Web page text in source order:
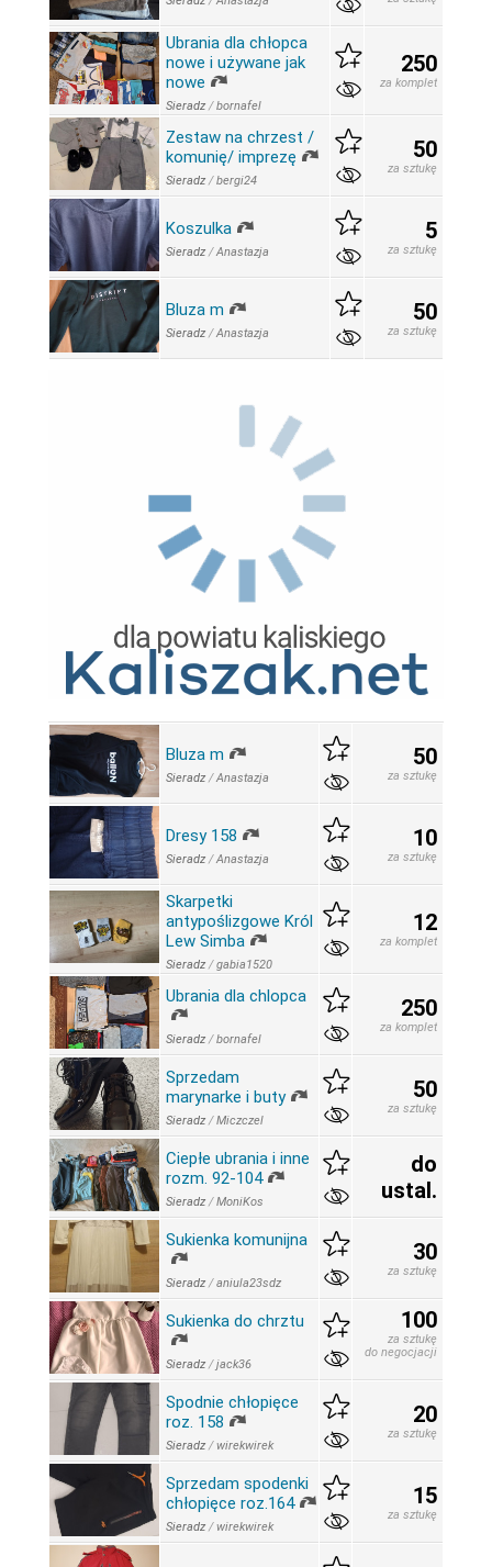
Ubrania dla chłopca
nowe i używane jak
nowe
Sieradz /bornafel
250
za komplet
Zestaw na chrzest /
komunię/ imprezę
Sieradz /bergi24
50
za sztukę
Koszulka
Sieradz /Anastazja
5
za sztukę
Bluza m
Sieradz /Anastazja
50
za sztukę
Bluza m
Sieradz /Anastazja
50
za sztukę
Dresy 158
Sieradz /Anastazja
10
za sztukę
Skarpetki
antypoślizgowe Król
Lew Simba
Sieradz /gabia1520
12
za komplet
Ubrania dla chlopca
Sieradz /bornafel
250
za komplet
Sprzedam
marynarke i buty
Sieradz /Miczczel
50
za sztukę
Ciepłe ubrania i inne
rozm. 92-104
Sieradz /MoniKos
do
ustal.
Sukienka komunijna
Sieradz /aniula23sdz
30
za sztukę
Sukienka do chrztu
Sieradz /jack36
100
za sztukę
do negocjacji
Spodnie chłopięce
roz. 158
Sieradz /wirekwirek
20
za sztukę
Sprzedam spodenki
chłopięce roz.164
Sieradz /wirekwirek
15
za sztukę